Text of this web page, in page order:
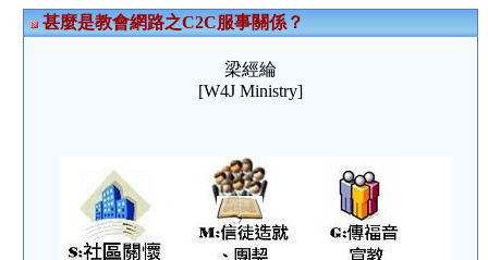
甚麼是教會網路之C2C服事關係？
梁經綸
[W4J Ministry]